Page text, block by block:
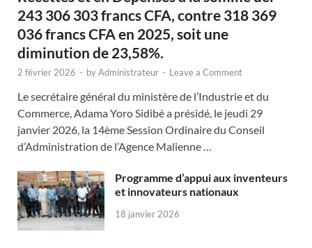
243 306 303 francs CFA, contre 318 369
036 francs CFA en 2025, soit une
diminution de 23,58%.
2 février 2026 - byAdministrateur - Leave a Comment
Le secrétaire général du ministère de l’Industrie et du
Commerce, Adama Yoro Sidibé a présidé, le jeudi 29
janvier 2026, la 14ème Session Ordinaire du Conseil
d’Administration de l’Agence Malienne …
Programme d’appui aux inventeurs
et innovateurs nationaux
18 janvier 2026